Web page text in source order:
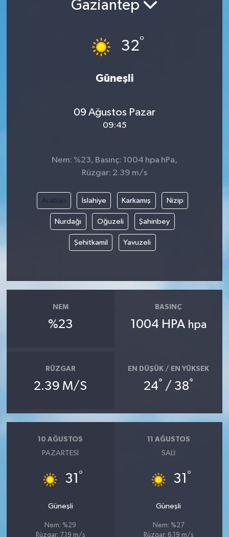
Gaziantep
32°
Güneşli
09 Ağustos Pazar
09:45
Nem: %23, Basınç: 1004 hpa hPa,
Rüzgar: 2.39 m/s
Araban İslahiye Karkamış Nizip
Nurdağı Oğuzeli Şahinbey
Şehitkamil Yavuzeli
NEM
%23
BASINÇ
1004 HPA hpa
RÜZGAR
2.39 M/S
EN DÜŞÜK / EN YÜKSEK
24° / 38°
10 AĞUSTOS
PAZARTESI
31 °
Güneşli
Nem: %29
Rüzgar: 7.19 m/s
11 AĞUSTOS
SALI
31 °
Güneşli
Nem: %27
Rüzgar: 6.19 m/s
BİLİM VE TEKNOLOJİ
HABERDE İNSAN
KÜLTÜR SANAT
MAGAZİN
SAĞLIK
ŞİRKET HABERLERİ
SPOR
YAŞAM
AFYON